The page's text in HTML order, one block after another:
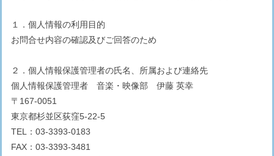
１．個人情報の利用目的
お問合せ内容の確認及びご回答のため
２．個人情報保護管理者の氏名、所属および連絡先
個人情報保護管理者 音楽・映像部 伊藤 英幸
〒167-0051
東京都杉並区荻窪5-22-5
TEL：03-3393-0183
FAX：03-3393-3481